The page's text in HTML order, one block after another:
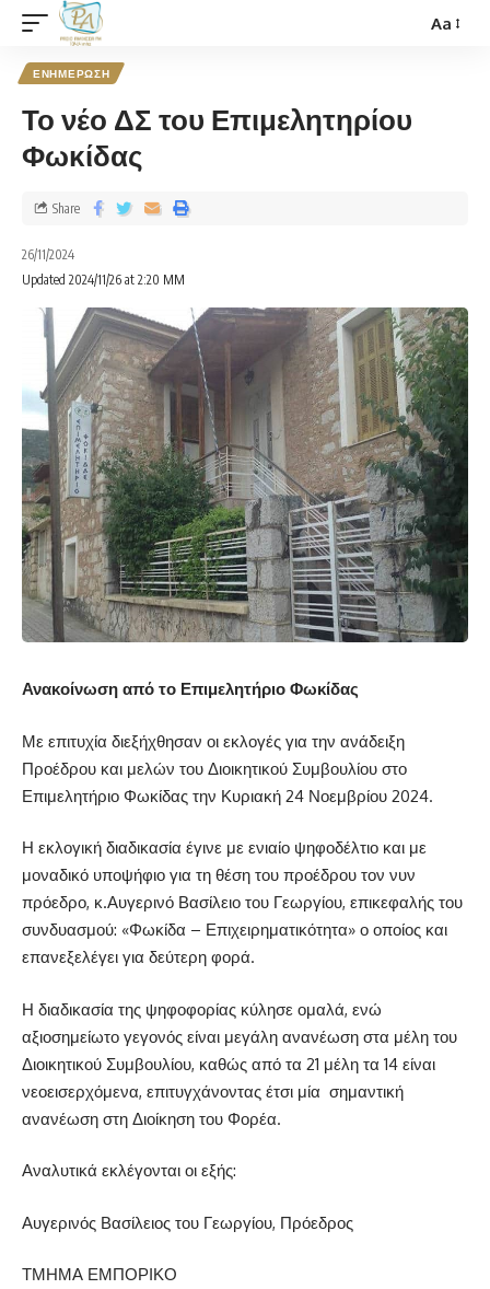
Aa
ΕΝΗΜΕΡΩΣΗ
Το νέο ΔΣ του Επιμελητηρίου
Φωκίδας
26/11/2024
Updated 2024/11/26 at 2:20 ΜΜ
Share
Ανακοίνωση από το Επιμελητήριο Φωκίδας
Με επιτυχία διεξήχθησαν οι εκλογές για την ανάδειξη
Προέδρου και μελών του Διοικητικού Συμβουλίου στο
Επιμελητήριο Φωκίδας την Κυριακή 24 Νοεμβρίου 2024.
Η εκλογική διαδικασία έγινε με ενιαίο ψηφοδέλτιο και με
μοναδικό υποψήφιο για τη θέση του προέδρου τον νυν
πρόεδρο, κ.Αυγερινό Βασίλειο του Γεωργίου, επικεφαλής του
συνδυασμού: «Φωκίδα – Επιχειρηματικότητα» ο οποίος και
επανεξελέγει για δεύτερη φορά.
Η διαδικασία της ψηφοφορίας κύλησε ομαλά, ενώ
αξιοσημείωτο γεγονός είναι μεγάλη ανανέωση στα μέλη του
Διοικητικού Συμβουλίου, καθώς από τα 21 μέλη τα 14 είναι
νεοεισερχόμενα, επιτυγχάνοντας έτσι μία σημαντική
ανανέωση στη Διοίκηση του Φορέα.
Αναλυτικά εκλέγονται οι εξής:
Αυγερινός Βασίλειος του Γεωργίου, Πρόεδρος
ΤΜΗΜΑ ΕΜΠΟΡΙΚΟ